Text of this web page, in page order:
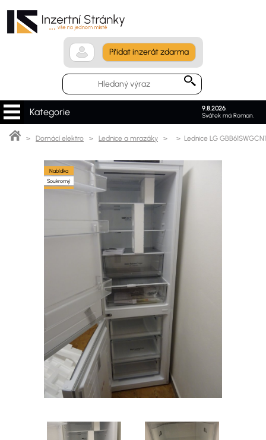
Přidat inzerát zdarma
9.8.2026.
Svátek má Roman.
Kategorie
> Domácí elektro > Lednice a mrazáky > > Lednice LG GBB61SWGCN1
Nabídka
Soukromý